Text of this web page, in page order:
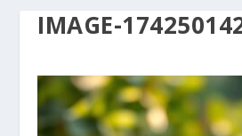
IMAGE-